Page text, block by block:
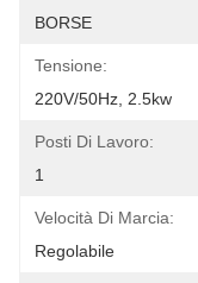
BORSE
Tensione:
220V/50Hz, 2.5kw
Posti Di Lavoro:
1
Velocità Di Marcia:
Regolabile